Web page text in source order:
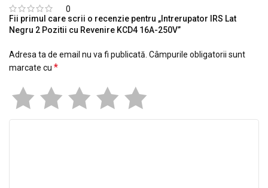
0
Fii primul care scrii o recenzie pentru „Intrerupator IRS Lat
Negru 2 Pozitii cu Revenire KCD4 16A-250V”
Adresa ta de email nu va fi publicată. Câmpurile obligatorii sunt
marcate cu *